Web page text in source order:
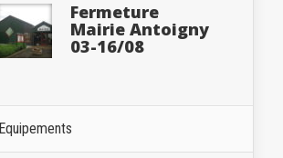
Fermeture
Mairie Antoigny
03-16/08
Equipements